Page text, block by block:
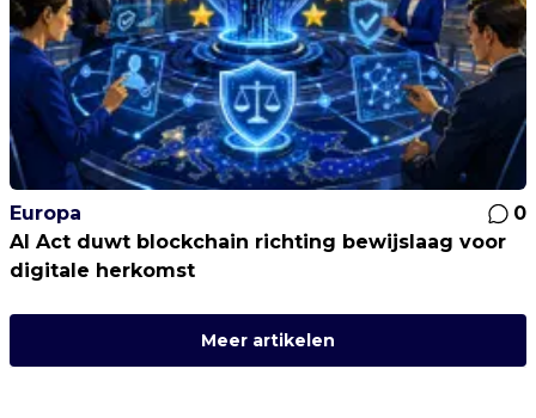
Europa
0
AI Act duwt blockchain richting bewijslaag voor
digitale herkomst
Meer artikelen